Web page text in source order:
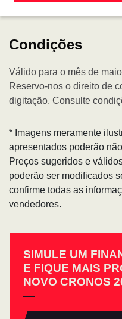
Condições
Válido para o mês de
Reservo-nos o direito de
digitação. Consulte
* Imagens meramente
apresentados poderão
Preços sugeridos e
poderão ser modificados
confirme todas as
vendedores.
SIMULE UM
E FIQUE MAIS
NOVO CRONOS